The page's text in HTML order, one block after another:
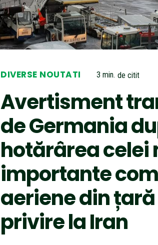
DIVERSE NOUTATI 3 min. de citit
Avertisment
de Germania
hotărârea celei
importante
aeriene din
privire la Iran